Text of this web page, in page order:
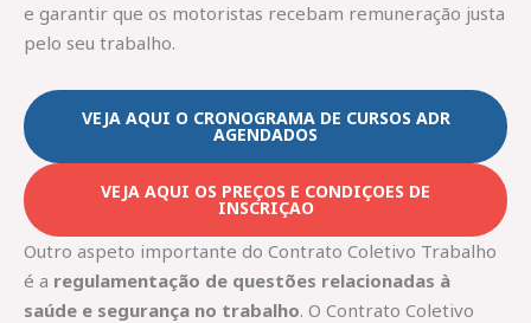
e garantir que os motoristas recebam remuneração justa
pelo seu trabalho.
VEJA AQUI O CRONOGRAMA DE CURSOS ADR
AGENDADOS
VEJA AQUI OS PREÇOS E CONDIÇOES DE
INSCRIÇAO
Outro aspeto importante do Contrato Coletivo Trabalho
é a regulamentação de questões relacionadas à
saúde e segurança no trabalho. O Contrato Coletivo